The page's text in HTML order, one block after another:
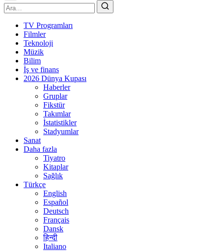
TV Programları
Filmler
Teknoloji
Müzik
Bilim
İş ve finans
2026 Dünya Kupası
Haberler
Gruplar
Fikstür
Takımlar
İstatistikler
Stadyumlar
Sanat
Daha fazla
Tiyatro
Kitaplar
Sağlık
Türkçe
English
Español
Deutsch
Français
Dansk
हिन्दी
Italiano